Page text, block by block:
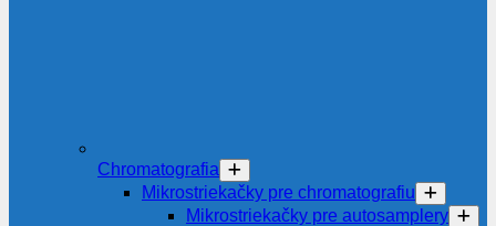
Chromatografia
Mikrostriekačky pre chromatografiu
Mikrostriekačky pre autosamplery